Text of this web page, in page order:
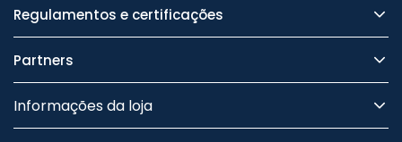
Regulamentos e certificações
Partners
Informações da loja